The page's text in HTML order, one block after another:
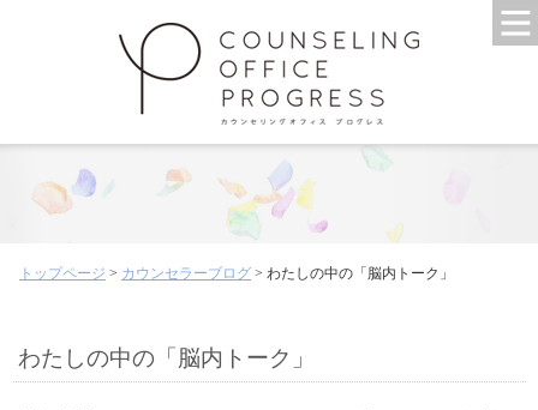
トップページ > カウンセラーブログ > わたしの中の「脳内トーク」
わたしの中の「脳内トーク」